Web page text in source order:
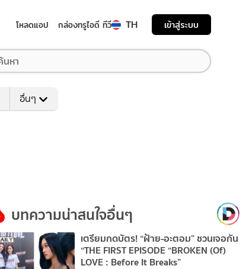
โหลดแอป กล่องทรูไอดี ทีวี TH เข้าสู่ระบบ
อื่นๆ
บทความน่าสนใจอื่นๆ
เตรียมกดบัตร! “ฝ้าย-อะตอม” ชวนเจอกัน
“THE FIRST EPISODE “BROKEN (Of)
LOVE : Before It Breaks”